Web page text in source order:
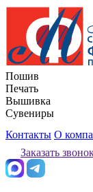
Пошив
Печать
Вышивка
Сувениры
Контакты О
Заказать